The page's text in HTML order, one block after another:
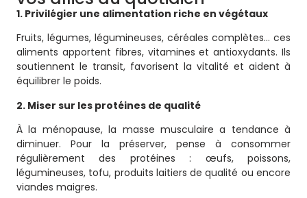
1. Privilégier une alimentation riche en végétaux
Fruits, légumes, légumineuses, céréales complètes… ces
aliments apportent fibres, vitamines et antioxydants. Ils
soutiennent le transit, favorisent la vitalité et aident à
équilibrer le poids.
2. Miser sur les protéines de qualité
À la ménopause, la masse musculaire a tendance à
diminuer. Pour la préserver, pense à consommer
régulièrement des protéines : œufs, poissons,
légumineuses, tofu, produits laitiers de qualité ou encore
viandes maigres.